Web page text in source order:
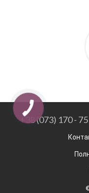
+38 (073) 170 -